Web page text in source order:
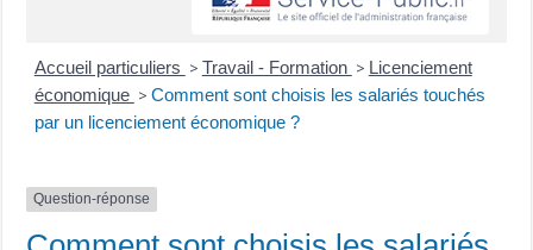
Accueil particuliers > Travail - Formation > Licenciement
économique > Comment sont choisis les salariés touchés
par un licenciement économique ?
Question-réponse